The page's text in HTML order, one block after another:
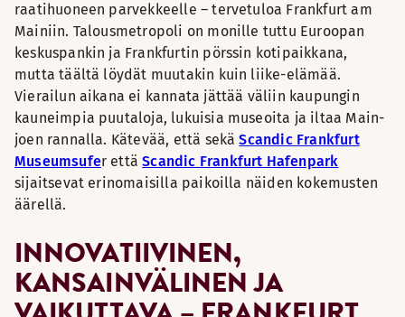
raatihuoneen parvekkeelle – tervetuloa Frankfurt am
Mainiin. Talousmetropoli on monille tuttu Euroopan
keskuspankin ja Frankfurtin pörssin kotipaikkana,
mutta täältä löydät muutakin kuin liike-elämää.
Vierailun aikana ei kannata jättää väliin kaupungin
kauneimpia puutaloja, lukuisia museoita ja iltaa Main-
joen rannalla. Kätevää, että sekäScandic Frankfurt
Museumsufer ettäScandic Frankfurt Hafenpark
sijaitsevat erinomaisilla paikoilla näiden kokemusten
äärellä.
INNOVATIIVINEN,
KANSAINVÄLINEN JA